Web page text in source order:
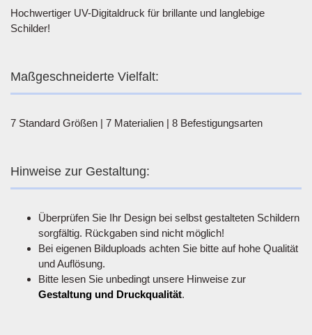
Hochwertiger UV-Digitaldruck für brillante und langlebige
Schilder!
Maßgeschneiderte Vielfalt:
7 Standard Größen | 7 Materialien | 8 Befestigungsarten
Hinweise zur Gestaltung:
Überprüfen Sie Ihr Design bei selbst gestalteten Schildern
sorgfältig. Rückgaben sind nicht möglich!
Bei eigenen Bilduploads achten Sie bitte auf hohe Qualität
und Auflösung.
Bitte lesen Sie unbedingt unsere Hinweise zur
Gestaltung und Druckqualität.